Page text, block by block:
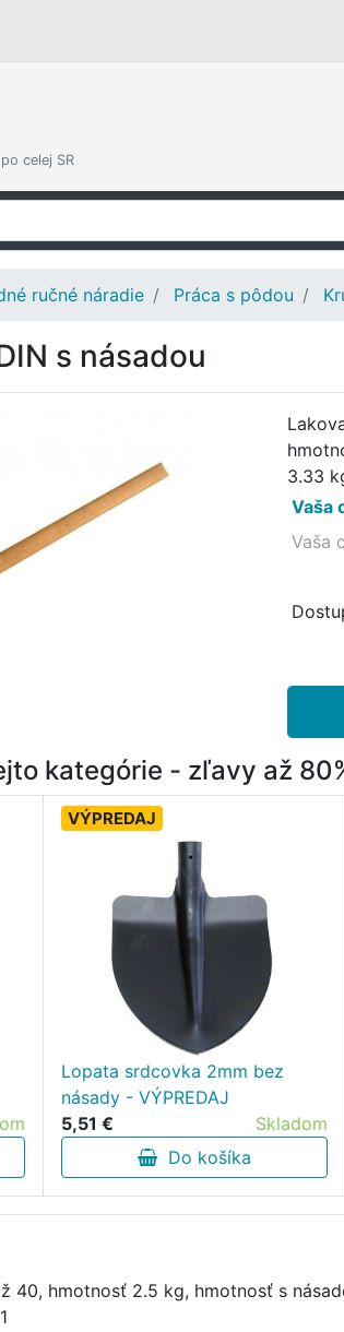
celej SR
ručné náradie Práca s pôdou
s násadou
3.33
Vaša
Vaša
kategórie - zľavy až
VÝPREDAJ
Lopata srdcovka 2mm bez
násady - VÝPREDAJ
5,51 €
Skladom
Do košíka
40, hmotnosť 2.5 kg, hmotnosť s